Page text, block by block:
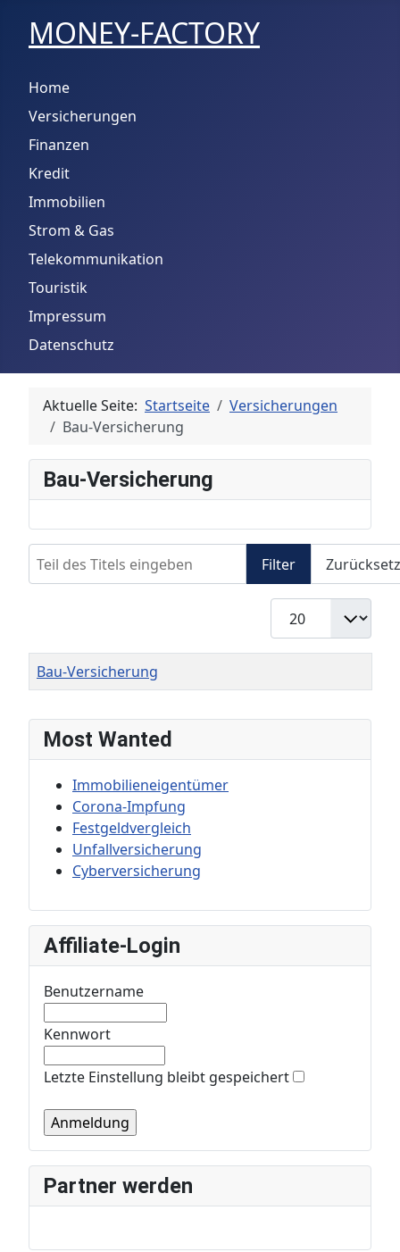
MONEY-FACTORY
Home
Versicherungen
Finanzen
Kredit
Immobilien
Strom & Gas
Telekommunikation
Touristik
Impressum
Datenschutz
Aktuelle Seite: Startseite
Versicherungen
Bau-Versicherung
Bau-Versicherung
Filter
Titel
Bau-Versicherung
Most Wanted
Immobilieneigentümer
Corona-Impfung
Festgeldvergleich
Unfallversicherung
Cyberversicherung
Affiliate-Login
Benutzername
Kennwort
Letzte Einstellung bleibt gespeichert
Partner werden